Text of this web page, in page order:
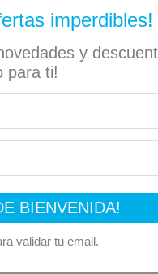
imperdibles!
y
para ti!
BIENVENIDA!
validar tu email.
las categorías
suma 1 Rewards